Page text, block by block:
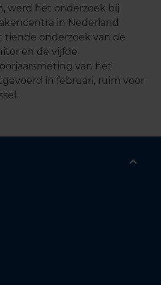
werd het onderzoek bij
in Nederland
tiende onderzoek van de
en de vijfde
van het
in februari, ruim voor